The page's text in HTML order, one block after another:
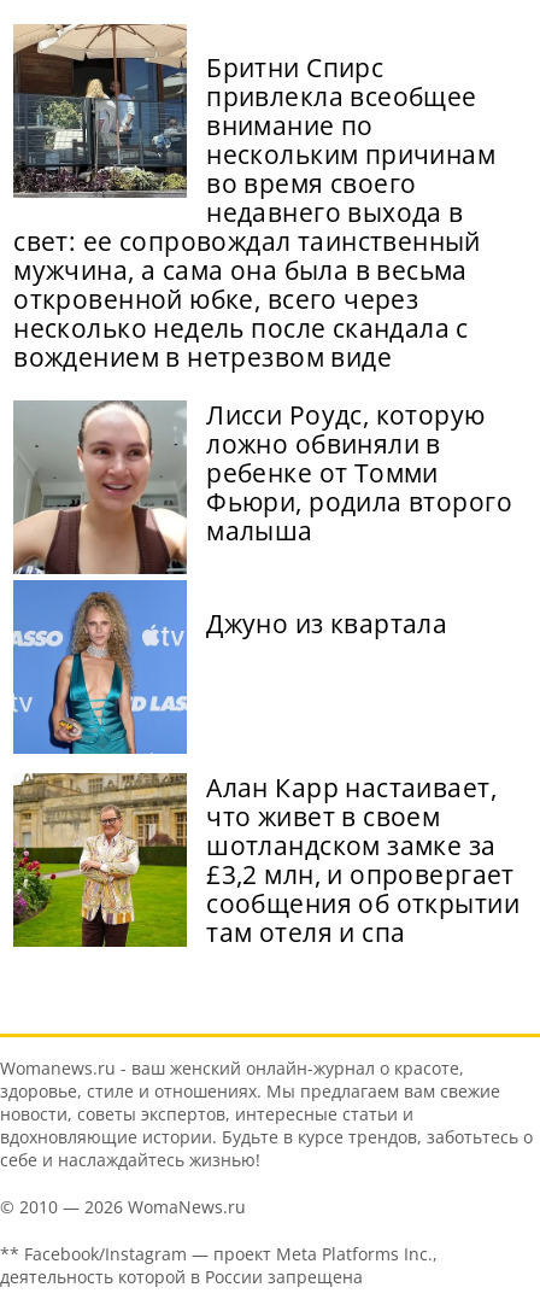
Бритни Спирс
привлекла всеобщее
внимание по
нескольким причинам
во время своего
недавнего выхода в
свет: ее сопровождал таинственный
мужчина, а сама она была в весьма
откровенной юбке, всего через
несколько недель после скандала с
вождением в нетрезвом виде
Лисси Роудс, которую
ложно обвиняли в
ребенке от Томми
Фьюри, родила второго
малыша
Джуно из квартала
Алан Карр настаивает,
что живет в своем
шотландском замке за
£3,2 млн, и опровергает
сообщения об открытии
там отеля и спа
Womanews.ru - ваш женский онлайн-журнал о красоте,
здоровье, стиле и отношениях. Мы предлагаем вам свежие
новости, советы экспертов, интересные статьи и
вдохновляющие истории. Будьте в курсе трендов, заботьтесь о
себе и наслаждайтесь жизнью!
© 2010 — 2026 WomaNews.ru
** Facebook/Instagram — проект Meta Platforms Inc.,
деятельность которой в России запрещена